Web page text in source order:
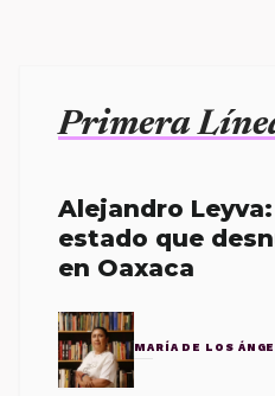
Primera
Alejandro
estado que
en Oaxaca
MARÍA DE LOS